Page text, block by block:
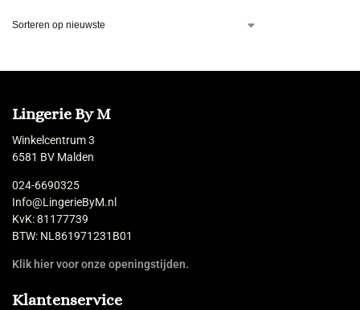
Lingerie By M
Winkelcentrum 3
6581 BV Malden
024-6690325
Info@LingerieByM.nl
KvK: 81177739
BTW: NL861971231B01
Klik hier voor onze openingstijden.
Klantenservice